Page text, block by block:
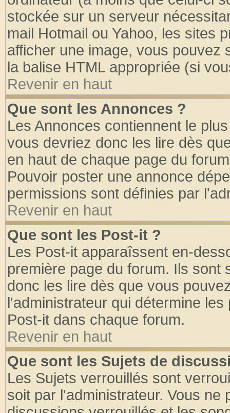
stockée sur un serveur
mail Hotmail ou Yahoo, les sites
afficher une image, vous pouvez
la balise HTML appropriée (si
Revenir en haut
Que sont les Annonces ?
Les Annonces contiennent le
vous devriez donc les lire dès
en haut de chaque page du
Pouvoir poster une annonce
permissions sont définies par
Revenir en haut
Que sont les Post-it ?
Les Post-it apparaîssent en-
première page du forum. Ils
donc les lire dès que vous
l'administrateur qui détermine
Post-it dans chaque forum.
Revenir en haut
Que sont les Sujets de
Les Sujets verrouillés sont
soit par l'administrateur. Vous